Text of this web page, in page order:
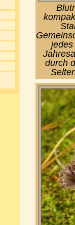
jedes
durch